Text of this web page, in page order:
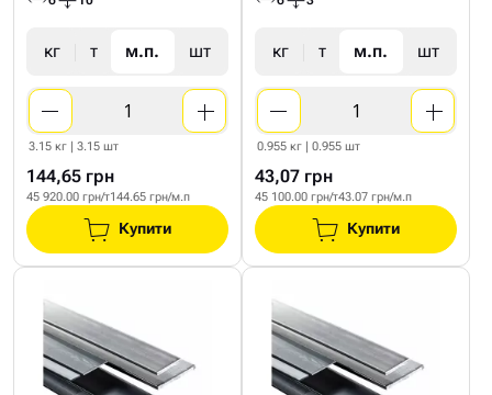
кг т м.п. шт
3.15 кг | 3.15 шт
144,65 грн
45 920.00 грн/т144.65 грн/м.п
Купити
кг т м.п. шт
0.955 кг | 0.955 шт
43,07 грн
45 100.00 грн/т43.07 грн/м.п
Купити